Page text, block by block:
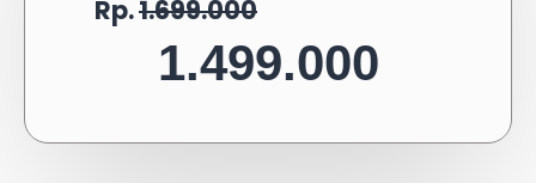
Rp.1.699.000
1.499.000